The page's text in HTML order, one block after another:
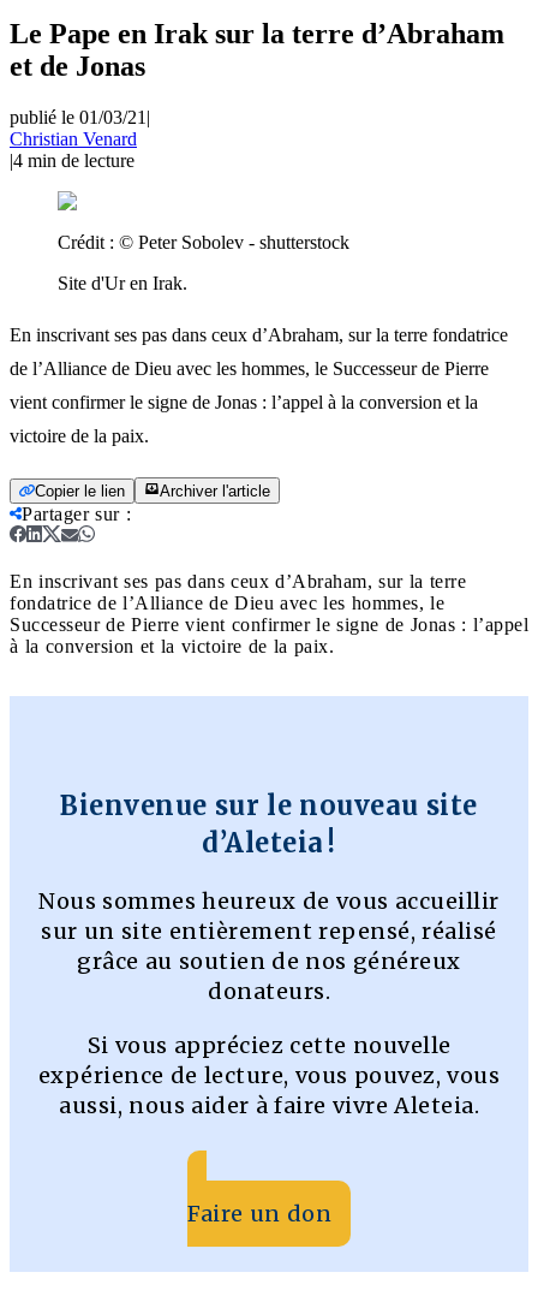
Le Pape en Irak sur la terre d’Abraham
et de Jonas
publié le 01/03/21 |
Christian Venard
|4 min de lecture
Crédit : © Peter Sobolev - shutterstock
Site d'Ur en Irak.
En inscrivant ses pas dans ceux d’Abraham, sur la terre fondatrice
de l’Alliance de Dieu avec les hommes, le Successeur de Pierre
vient confirmer le signe de Jonas : l’appel à la conversion et la
victoire de la paix.
Copier le lien Archiver l'article
Partager sur:
En inscrivant ses pas dans ceux d’Abraham, sur la terre
fondatrice de l’Alliance de Dieu avec les hommes, le
Successeur de Pierre vient confirmer le signe de Jonas : l’appel
à la conversion et la victoire de la paix.
Bienvenue sur le nouveau site
d’Aleteia !
Nous sommes heureux de vous accueillir
sur un site entièrement repensé, réalisé
grâce au soutien de nos généreux
donateurs.
Si vous appréciez cette nouvelle
expérience de lecture, vous pouvez, vous
aussi, nous aider à faire vivre Aleteia.
Faire un don